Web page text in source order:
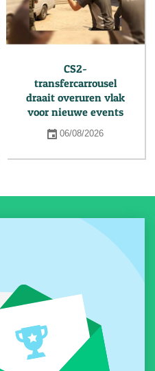
CS2-
transfercarrousel
draait overuren vlak
voor nieuwe events
06/08/2026